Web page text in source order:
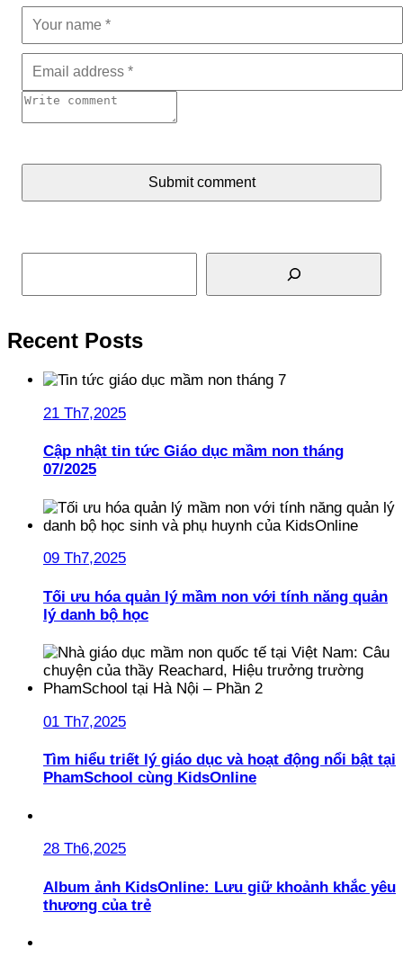
Submit comment
Tìm kiếm
Recent Posts
21 Th7,2025
Cập nhật tin tức Giáo dục mầm non tháng
07/2025
09 Th7,2025
Tối ưu hóa quản lý mầm non với tính năng quản
lý danh bộ học
01 Th7,2025
Tìm hiểu triết lý giáo dục và hoạt động nổi bật tại
PhamSchool cùng KidsOnline
28 Th6,2025
Album ảnh KidsOnline: Lưu giữ khoảnh khắc yêu
thương của trẻ